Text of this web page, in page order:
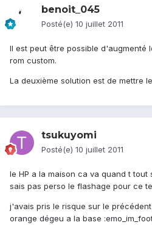
benoit_045
Posté(e) 10 juillet 2011
Il est peut être possible d'augmenté
rom custom.
La deuxième solution est de mettre
tsukuyomi
Posté(e) 10 juillet 2011
le HP a la maison ca va quand t
sais pas perso le flashage pour ce
j'avais pris le risque sur le
orange dégeu a la base